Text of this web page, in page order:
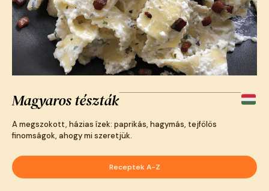
Magyaros tészták
A megszokott, házias ízek: paprikás, hagymás, tejfölös
finomságok, ahogy mi szeretjük.
Receptek A-Z